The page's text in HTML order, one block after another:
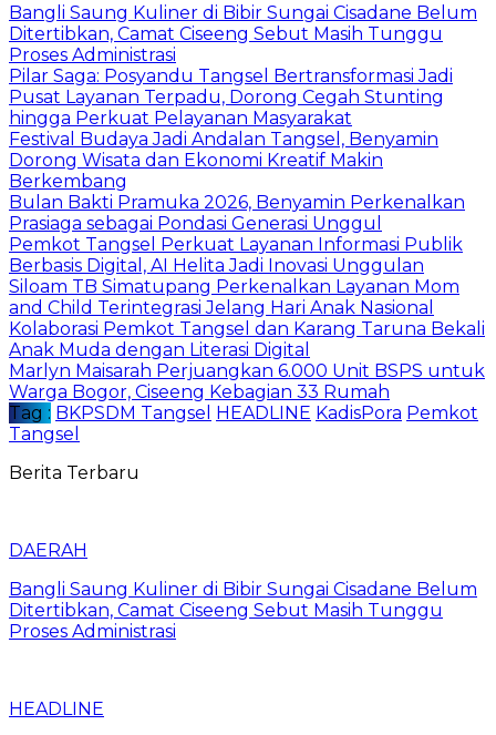
Bangli Saung Kuliner di Bibir Sungai Cisadane Belum
Ditertibkan, Camat Ciseeng Sebut Masih Tunggu
Proses Administrasi
Pilar Saga: Posyandu Tangsel Bertransformasi Jadi
Pusat Layanan Terpadu, Dorong Cegah Stunting
hingga Perkuat Pelayanan Masyarakat
Festival Budaya Jadi Andalan Tangsel, Benyamin
Dorong Wisata dan Ekonomi Kreatif Makin
Berkembang
Bulan Bakti Pramuka 2026, Benyamin Perkenalkan
Prasiaga sebagai Pondasi Generasi Unggul
Pemkot Tangsel Perkuat Layanan Informasi Publik
Berbasis Digital, AI Helita Jadi Inovasi Unggulan
Siloam TB Simatupang Perkenalkan Layanan Mom
and Child Terintegrasi Jelang Hari Anak Nasional
Kolaborasi Pemkot Tangsel dan Karang Taruna Bekali
Anak Muda dengan Literasi Digital
Marlyn Maisarah Perjuangkan 6.000 Unit BSPS untuk
Warga Bogor, Ciseeng Kebagian 33 Rumah
Tag : BKPSDM Tangsel HEADLINE KadisPora Pemkot
Tangsel
Berita Terbaru
DAERAH
Bangli Saung Kuliner di Bibir Sungai Cisadane Belum
Ditertibkan, Camat Ciseeng Sebut Masih Tunggu
Proses Administrasi
HEADLINE